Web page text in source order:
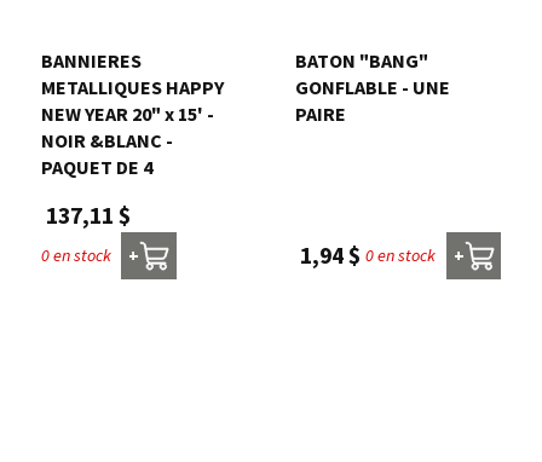
BANNIERES
METALLIQUES HAPPY
NEW YEAR 20" x 15' -
NOIR &BLANC -
PAQUET DE 4
137,11 $
0 en stock +
BATON "BANG"
GONFLABLE - UNE
PAIRE
1,94 $ 0 en stock +